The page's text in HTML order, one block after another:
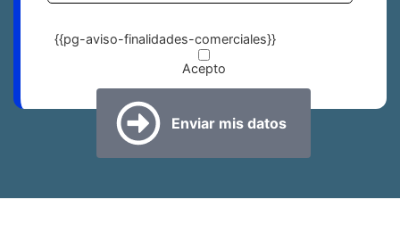
{{pg-aviso-finalidades-comerciales}}
Acepto